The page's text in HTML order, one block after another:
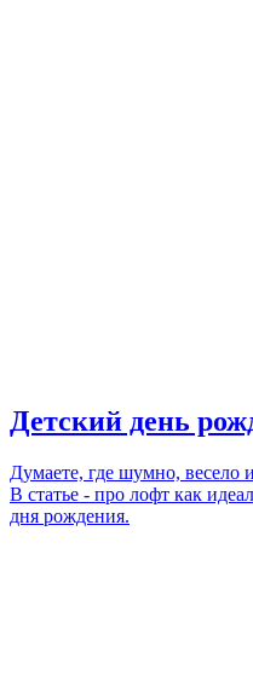
Детский день
Думаете, где шумно, весело
В статье - про лофт как
дня рождения.